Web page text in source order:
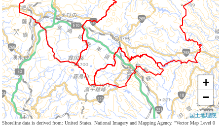
+
−
国土地理院
Shoreline data is derived from: United States. National Imagery and Mapping Agency. "Vector Map Level 0